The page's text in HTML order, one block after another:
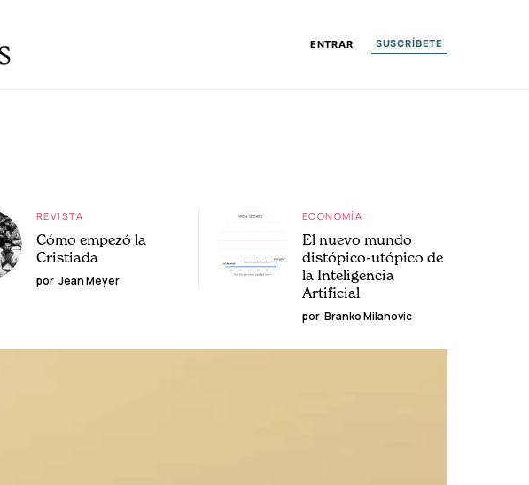
ENTRAR SUSCRÍBETE
REVISTA
Cómo empezó la
Cristiada
por Jean Meyer
ECONOMÍA
El nuevo mundo
distópico-utópico de
la Inteligencia
Artificial
por Branko Milanovic